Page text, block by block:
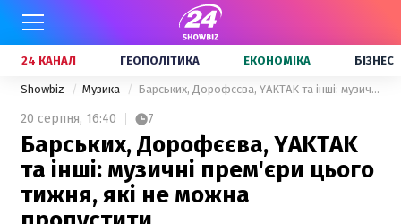
24 КАНАЛ ГЕОПОЛІТИКА ЕКОНОМІКА БІЗНЕС
Showbiz Музика Барських, Дорофєєва, YAKTAK та інші: музичні прем'єри цього тижня, які не можна пропустити
20 серпня, 16:40 7
Барських, Дорофєєва, YAKTAK
та інші: музичні прем'єри цього
тижня, які не можна